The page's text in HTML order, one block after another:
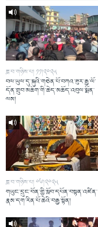
ཟླ་བ་གཉིས་པ། ༡༡།༢༠༢༥
བལ་ཡུལ་དུ་སྐུའི་གཅེན་པོ་བཀའ་ཟུར་རྒྱ་ལོ་
དོན་གྲུབ་མཆོག་གི་ཆེད་མཆོད་འབུལ་སྨོན་
ལམ།
ཟླ་བ་གཉིས་པ། ༠༦།༢༠༢༥
གཡུང་དྲུང་བོན་གྱི་སློབ་དཔོན་བསྟན་འཛིན་
རྣམ་དག་རིན་པོ་ཆེའི་བརྒྱ་སྟོན།